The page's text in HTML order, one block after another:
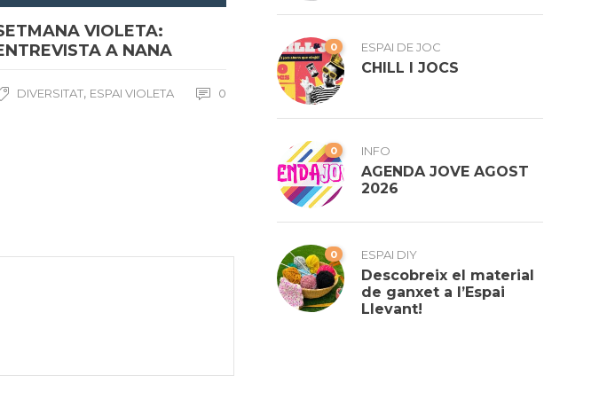
VIOLETA:
A NANA
DIVERSITAT, ESPAI VIOLETA 0
0 ESPAI DE JOC
CHILL I JOCS
0 INFO
AGENDA JOVE AGOST
2026
0 ESPAI DIY
Descobreix el material
de ganxet a l’Espai
Llevant!